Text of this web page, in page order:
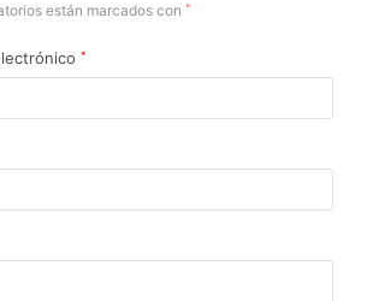
están marcados con *
*